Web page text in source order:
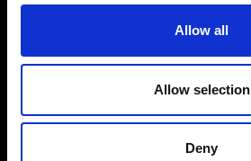
Allow all
Allow selection
Deny
Entra nella Community
Mondo Ripani